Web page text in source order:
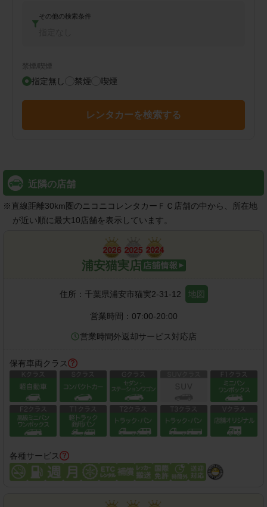
その他の検索条件
禁煙/喫煙
指定無し 禁煙 喫煙
レンタカーを検索する
近隣の店舗
※直線距離30km圏のニコニコレンタカーＦＣ店舗の中から、所在地
が近い順に最大10店舗を表示しています。
浦安猫実店
住所： 千葉県浦安市猫実2-31-12 地図
営業時間： 07:00-20:00
営業時間外返却サービス対応店
保有車両クラス
各種サービス